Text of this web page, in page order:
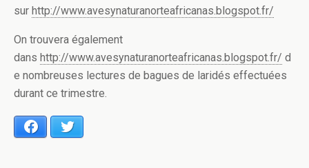
sur http://www.avesynaturanorteafricanas.blogspot.fr/
On trouvera également
dans http://www.avesynaturanorteafricanas.blogspot.fr/ d
e nombreuses lectures de bagues de laridés effectuées
durant ce trimestre.
Facebook